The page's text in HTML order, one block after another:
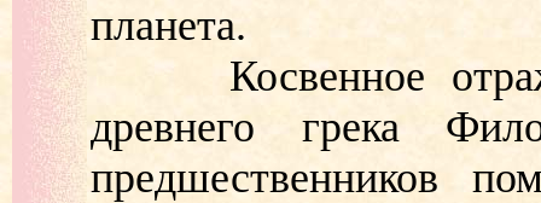
планета.
Косвенное
древнего грека
предшественников